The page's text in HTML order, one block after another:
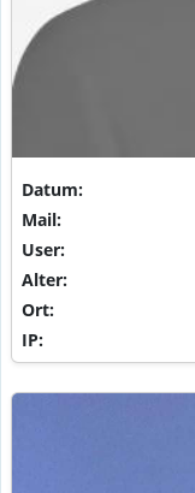
Datum:
Mail:
User:
Alter:
Ort:
IP: